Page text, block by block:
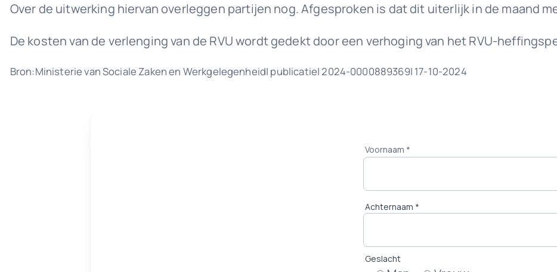
Over de uitwerking hiervan overleggen partijen nog. Afgesproken is dat dit uiterlijk in de maand
De kosten van de verlenging van de RVU wordt gedekt door een verhoging van het RVU-
Bron:Ministerie van Sociale Zaken en Werkgelegenheid| publicatie| 2024-0000889369| 17-10-2024